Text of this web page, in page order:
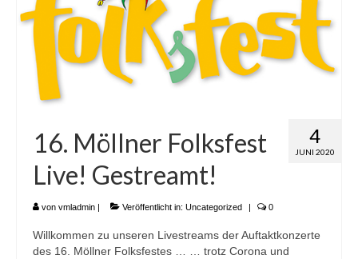
4
JUNI 2020
16. Möllner Folksfest
Live! Gestreamt!
von vmladmin | Veröffentlicht in: Uncategorized | 0
Willkommen zu unseren Livestreams der Auftaktkonzerte
des 16. Möllner Folksfestes … … trotz Corona und